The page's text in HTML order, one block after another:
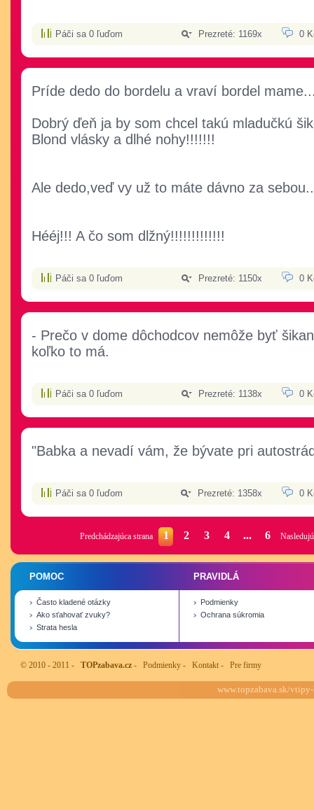
Páči sa 0 ľuďom 0
Prezreté: 1169x
Príde dedo do bordelu a vraví bordel
Dobrý ďeň ja by som chcel takú mladučkú
Blond vlásky a dlhé nohy!!!!!!!
Ale dedo,veď vy už to máte dávno za
Hééj!!! A čo som dlžný!!!!!!!!!!!!!
Páči sa 0 ľuďom 0
Prezreté: 1150x
- Prečo v dome dôchodcov nemôže byť
koľko to má.
Páči sa 0 ľuďom 0
Prezreté: 1138x
"Babka a nevadí vám, že bývate pri
Páči sa 0 ľuďom 0
Prezreté: 1358x
Predchádzajúca strana 1 2 3 4 ... 6
POMOC
Často kladené otázky
Ako sťahovať zvuky?
Strata hesla
PRAVIDLÁ
Podmienky
Ochrana súkromia
© 2010 - 2011 - TOPzabava.cz - Podmienky - Kontakt - Pre firmy
www.topzabava.sk/